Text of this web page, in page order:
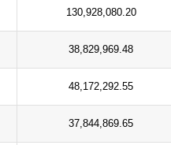
130,928,080.20
38,829,969.48
48,172,292.55
37,844,869.65